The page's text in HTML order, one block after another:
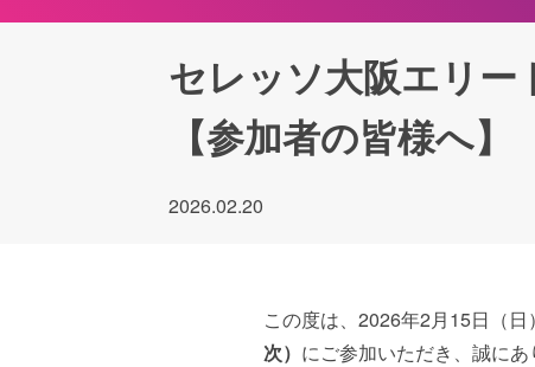
セレッソ大阪エリ
【参加者の皆様へ】
2026.02.20
この度は、2026年2月15日（
次） にご参加いただき、誠にあ